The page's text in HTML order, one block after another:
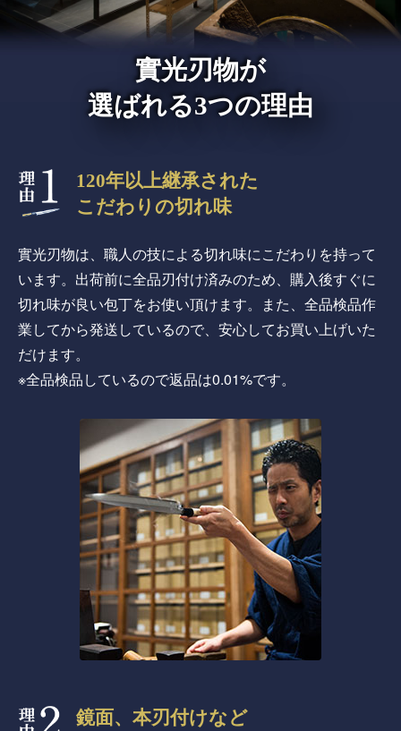
實光刃物が
選ばれる3つの理由
120年以上継承された
こだわりの切れ味
實光刃物は、職人の技による切れ味にこだわりを持って
います。出荷前に全品刃付け済みのため、購入後すぐに
切れ味が良い包丁をお使い頂けます。また、全品検品作
業してから発送しているので、安心してお買い上げいた
だけます。
※全品検品しているので返品は0.01%です。
鏡面、本刃付けなど